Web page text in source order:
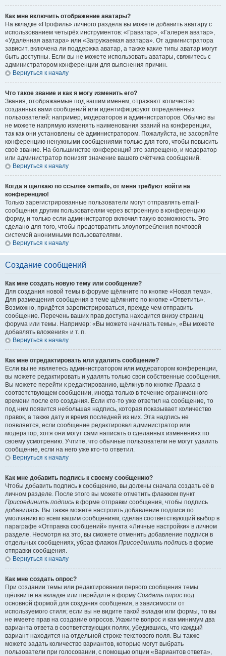
Как мне включить отображение аватары?
На вкладке «Профиль» личного раздела вы можете добавить аватару с
использованием четырёх инструментов: «Граватар», «Галерея аватар»,
«Удалённая аватара» или «Загружаемая аватара». От администратора
зависит, включена ли поддержка аватар, а также какие типы аватар могут
быть доступны. Если вы не можете использовать аватары, свяжитесь с
администратором конференции для выяснения причин.
Вернуться к началу
Что такое звание и как я могу изменить его?
Звания, отображаемые под вашим именем, отражают количество
созданных вами сообщений или идентифицируют определённых
пользователей: например, модераторов и администраторов. Обычно вы
не можете напрямую изменять наименования званий на конференции,
так как они установлены её администратором. Пожалуйста, не засоряйте
конференцию ненужными сообщениями только для того, чтобы повысить
своё звание. На большинстве конференций это запрещено, и модератор
или администратор понизят значение вашего счётчика сообщений.
Вернуться к началу
Когда я щёлкаю по ссылке «email», от меня требуют войти на
конференцию!
Только зарегистрированные пользователи могут отправлять email-
сообщения другим пользователям через встроенную в конференцию
форму, и только если администратор включил такую возможность. Это
сделано для того, чтобы предотвратить злоупотребления почтовой
системой анонимными пользователями.
Вернуться к началу
Создание сообщений
Как мне создать новую тему или сообщение?
Для создания новой темы в форуме щёлкните по кнопке «Новая тема».
Для размещения сообщения в теме щёлкните по кнопке «Ответить».
Возможно, придётся зарегистрироваться, прежде чем отправить
сообщение. Перечень ваших прав доступа находится внизу страниц
форума или темы. Например: «Вы можете начинать темы», «Вы можете
добавлять вложения» и т. п.
Вернуться к началу
Как мне отредактировать или удалить сообщение?
Если вы не являетесь администратором или модератором конференции,
вы можете редактировать и удалять только свои собственные сообщения.
Вы можете перейти к редактированию, щёлкнув по кнопке Правка в
соответствующем сообщении, иногда только в течение ограниченного
времени после его создания. Если кто-то уже ответил на сообщение, то
под ним появится небольшая надпись, которая показывает количество
правок, а также дату и время последней из них. Эта надпись не
появляется, если сообщение редактировал администратор или
модератор, хотя они могут сами написать о сделанных изменениях по
своему усмотрению. Учтите, что обычные пользователи не могут удалить
сообщение, если на него уже кто-то ответил.
Вернуться к началу
Как мне добавить подпись к своему сообщению?
Чтобы добавить подпись к сообщению, вы должны сначала создать её в
личном разделе. После этого вы можете отметить флажком пункт
Присоединить подпись в форме отправки сообщения, чтобы подпись
добавилась. Вы также можете настроить добавление подписи по
умолчанию ко всем вашим сообщениям, сделав соответствующий выбор в
параграфе «Отправка сообщений» пункта «Личные настройки» в личном
разделе. Несмотря на это, вы сможете отменить добавление подписи в
отдельных сообщениях, убрав флажок Присоединить подпись в форме
отправки сообщения.
Вернуться к началу
Как мне создать опрос?
При создании темы или редактировании первого сообщения темы
щёлкните на вкладке или перейдите в форму Создать опрос под
основной формой для создания сообщения, в зависимости от
используемого стиля; если вы не видите такой вкладки или формы, то вы
не имеете прав на создание опросов. Укажите вопрос и как минимум два
варианта ответа в соответствующих полях, убедившись, что каждый
вариант находится на отдельной строке текстового поля. Вы также
можете задать количество вариантов, которые могут выбрать
пользователи при голосовании, с помощью опции «Вариантов ответа»,